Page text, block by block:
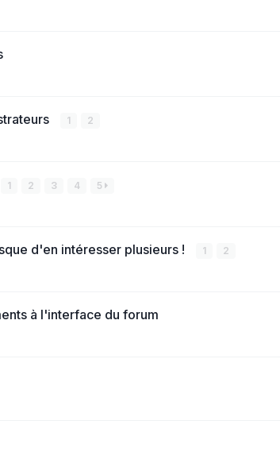
1 2
1 2 3 4 5
d'en intéresser plusieurs ! 1 2
à l'interface du forum